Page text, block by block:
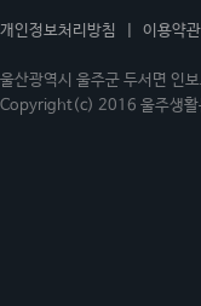
개인정보처리방침 이용약관
울산광역시 울주군 두서면
Copyright(c) 2016 울주생